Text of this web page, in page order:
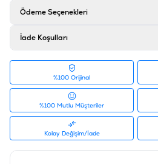
mutfaktaki masa, zemin gibi yüzeyler
Ürün Filtreleri
Barkod
:
Tedarikçi Ürün Kodu
: K905638
Ödeme Seçenekleri
İade Koşulları
%100 Orijinal
%100 Mutlu Müşteriler
Kolay Değişim/İade